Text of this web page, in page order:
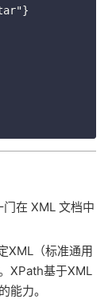
在 XML 文档中
XML（标准通用
XPath基于XML
能力。